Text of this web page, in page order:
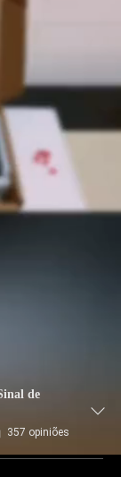
de
357 opiniões